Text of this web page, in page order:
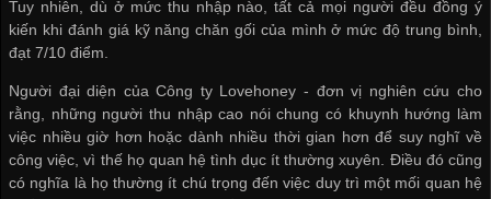
Tuy nhiên, dù ở mức thu nhập nào, tất cả mọi người đều đồng ý
kiến khi đánh giá kỹ năng chăn gối của mình ở mức độ trung bình,
đạt 7/10 điểm.
Người đại diện của Công ty Lovehoney - đơn vị nghiên cứu cho
rằng, những người thu nhập cao nói chung có khuynh hướng làm
việc nhiều giờ hơn hoặc dành nhiều thời gian hơn để suy nghĩ về
công việc, vì thế họ quan hệ tình dục ít thường xuyên. Điều đó cũng
có nghĩa là họ thường ít chú trọng đến việc duy trì một mối quan hệ